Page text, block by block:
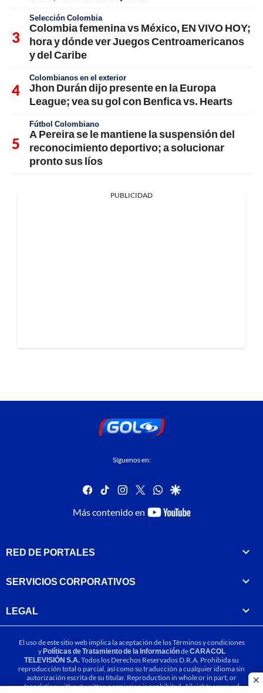
Selección Colombia
Colombia femenina vs México, EN VIVO HOY;
hora y dónde ver Juegos Centroamericanos
y del Caribe
Colombianos en el exterior
Jhon Durán dijo presente en la Europa
League; vea su gol con Benfica vs. Hearts
Fútbol Colombiano
A Pereira se le mantiene la suspensión del
reconocimiento deportivo; a solucionar
pronto sus líos
PUBLICIDAD
Síguenos en:
facebook
tiktok instagram
twitterwhatsapp
google
Más contenido en
youtube-
RED DE PORTALES
SERVICIOS CORPORATIVOS
LEGAL
El uso de este sitio web implica la aceptación de losTérminos y condiciones
yPolíticas de Tratamiento de la InformacióndeCARACOL
TELEVISIÓN S.A.Todos los Derechos Reservados D.R.A. Prohibida su
reproducción total o parcial, así como su traducción a cualquier idioma sin
autorización escrita de su titular. Reproduction in whole or in part, or
translation without written permission is prohibited. All rights reserved